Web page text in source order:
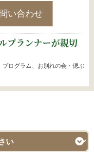
い合わせ
プランナーが親切
ログラム、お別れの会・偲ぶ